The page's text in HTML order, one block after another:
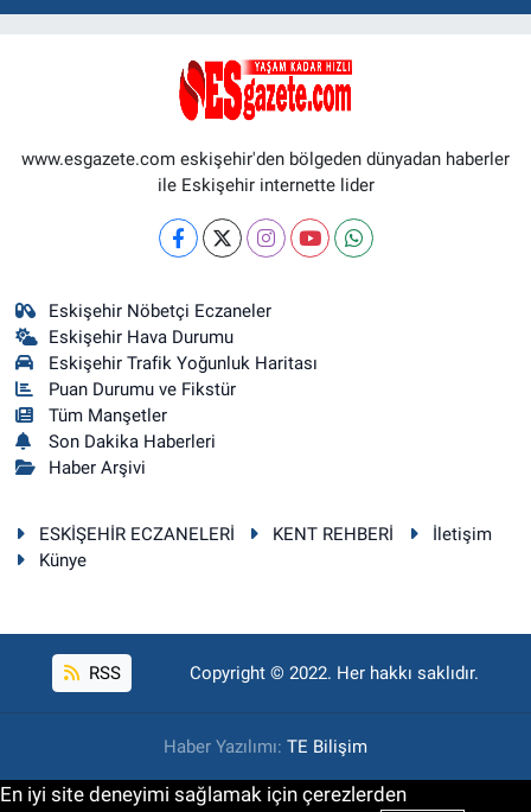
www.esgazete.com eskişehir'den bölgeden dünyadan haberler
ile Eskişehir internette lider
Eskişehir Nöbetçi Eczaneler
Eskişehir Hava Durumu
Eskişehir Trafik Yoğunluk Haritası
Puan Durumu ve Fikstür
Tüm Manşetler
Son Dakika Haberleri
Haber Arşivi
ESKİŞEHİR ECZANELERİ KENT REHBERİ
İletişim
Künye
RSS Copyright © 2022. Her hakkı saklıdır.
Haber Yazılımı: TE Bilişim
En iyi site deneyimi sağlamak için çerezlerden